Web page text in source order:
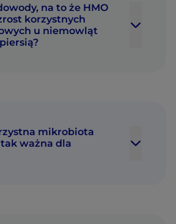
na to że HMO
korzystnych
u niemowląt
mikrobiota
ważna dla